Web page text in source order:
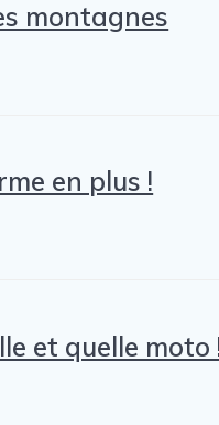
montagnes
en plus !
et quelle moto